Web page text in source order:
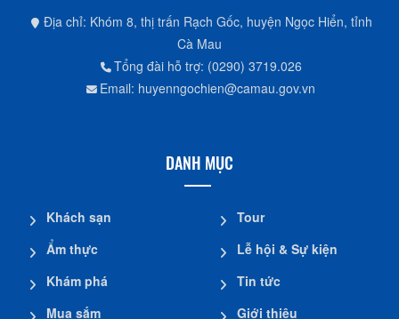
Địa chỉ: Khóm 8, thị trấn Rạch Gốc, huyện Ngọc Hiển, tỉnh
Cà Mau
Tổng đài hỗ trợ: (0290) 3719.026
Email: huyenngochien@camau.gov.vn
DANH MỤC
Khách sạn
Ẩm thực
Khám phá
Mua sắm
Tour
Lễ hội & Sự kiện
Tin tức
Giới thiệu